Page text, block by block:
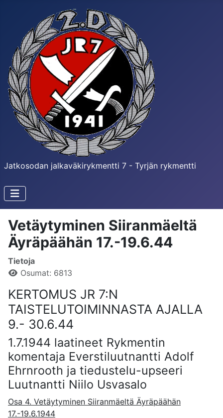
Jatkosodan jalkaväkirykmentti 7 - Tyrjän rykmentti
Vetäytyminen Siiranmäeltä
Äyräpäähän 17.-19.6.44
Tietoja
Osumat: 6813
KERTOMUS JR 7:N
TAISTELUTOIMINNASTA AJALLA
9.- 30.6.44
1.7.1944 laatineet Rykmentin
komentaja Everstiluutnantti Adolf
Ehrnrooth ja tiedustelu-upseeri
Luutnantti Niilo Usvasalo
Osa 4. Vetäytyminen Siiranmäeltä Äyräpäähän
17.-19.6.1944